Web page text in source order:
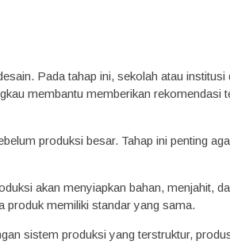
Pada tahap ini, sekolah atau
membantu memberikan rekomendasi
produksi besar. Tahap ini penting
akan menyiapkan bahan, menjahit,
produk memiliki standar yang sama.
sistem produksi yang terstruktur,